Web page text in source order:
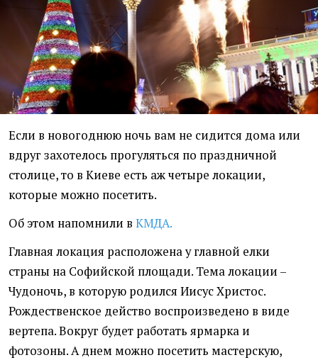
Если в новогоднюю ночь вам не сидится дома или
вдруг захотелось прогуляться по праздничной
столице, то в Киеве есть аж четыре локации,
которые можно посетить.
Об этом напомнили в КМДА.
Главная локация расположена у главной елки
страны на Софийской площади. Тема локации –
Чудоночь, в которую родился Иисус Христос.
Рождественское действо воспроизведено в виде
вертепа. Вокруг будет работать ярмарка и
фотозоны. А днем можно посетить мастерскую,